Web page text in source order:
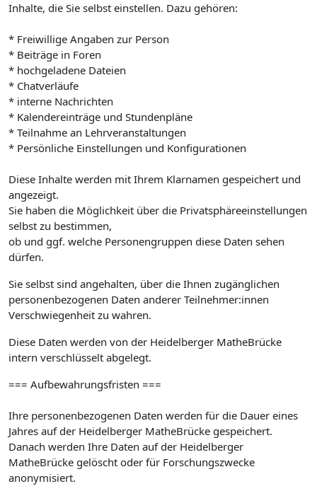
Inhalte, die Sie selbst einstellen. Dazu gehören:
* Freiwillige Angaben zur Person
* Beiträge in Foren
* hochgeladene Dateien
* Chatverläufe
* interne Nachrichten
* Kalendereinträge und Stundenpläne
* Teilnahme an Lehrveranstaltungen
* Persönliche Einstellungen und Konfigurationen
Diese Inhalte werden mit Ihrem Klarnamen gespeichert und
angezeigt.
Sie haben die Möglichkeit über die Privatsphäreeinstellungen
selbst zu bestimmen,
ob und ggf. welche Personengruppen diese Daten sehen
dürfen.
Sie selbst sind angehalten, über die Ihnen zugänglichen
personenbezogenen Daten anderer Teilnehmer:innen
Verschwiegenheit zu wahren.
Diese Daten werden von der Heidelberger MatheBrücke
intern verschlüsselt abgelegt.
=== Aufbewahrungsfristen ===
Ihre personenbezogenen Daten werden für die Dauer eines
Jahres auf der Heidelberger MatheBrücke gespeichert.
Danach werden Ihre Daten auf der Heidelberger
MatheBrücke gelöscht oder für Forschungszwecke
anonymisiert.